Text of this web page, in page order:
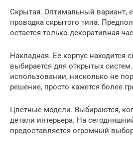
Скрытая. Оптимальный вариант,
проводка скрытого типа.
остается только декоративная
Накладная. Ее корпус находится
выбирается для открытых
использовании, нисколько не
решение, просто кажется более
Цветные модели. Выбираются,
детали интерьера. На
предоставляется огромный